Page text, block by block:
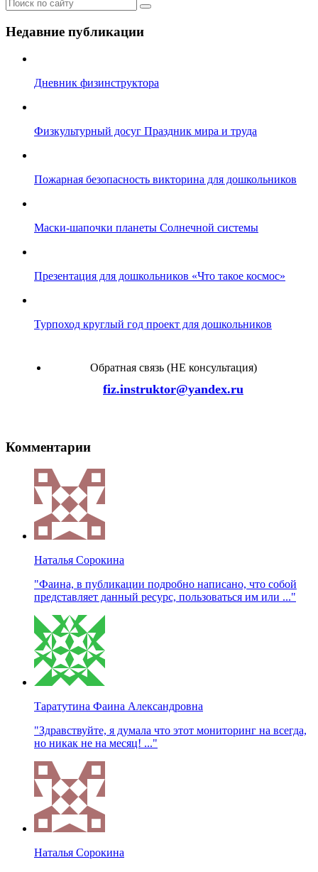
Недавние публикации
Дневник физинструктора
Физкультурный досуг Праздник мира и труда
Пожарная безопасность викторина для дошкольников
Маски-шапочки планеты Солнечной системы
Презентация для дошкольников «Что такое космос»
Турпоход круглый год проект для дошкольников
Обратная связь (НЕ консультация)
fiz.instruktor@yandex.ru
Комментарии
Наталья Сорокина
"Фаина, в публикации подробно написано, что собой
представляет данный ресурс, пользоваться им или ..."
Таратутина Фаина Александровна
"Здравствуйте, я думала что этот мониторинг на всегда,
но никак не на месяц! ..."
Наталья Сорокина